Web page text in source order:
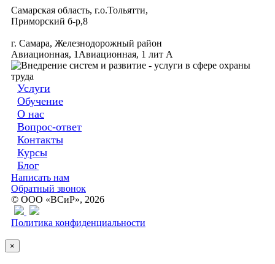
Самарская область, г.о.Тольятти,
Приморский б-р,8
г. Самара, Железнодорожный район
Авиационная, 1Авиационная, 1 лит А
Услуги
Обучение
О нас
Вопрос-ответ
Контакты
Курсы
Блог
Написать нам
Обратный звонок
© ООО «ВСиР», 2026
Политика конфиденциальности
×